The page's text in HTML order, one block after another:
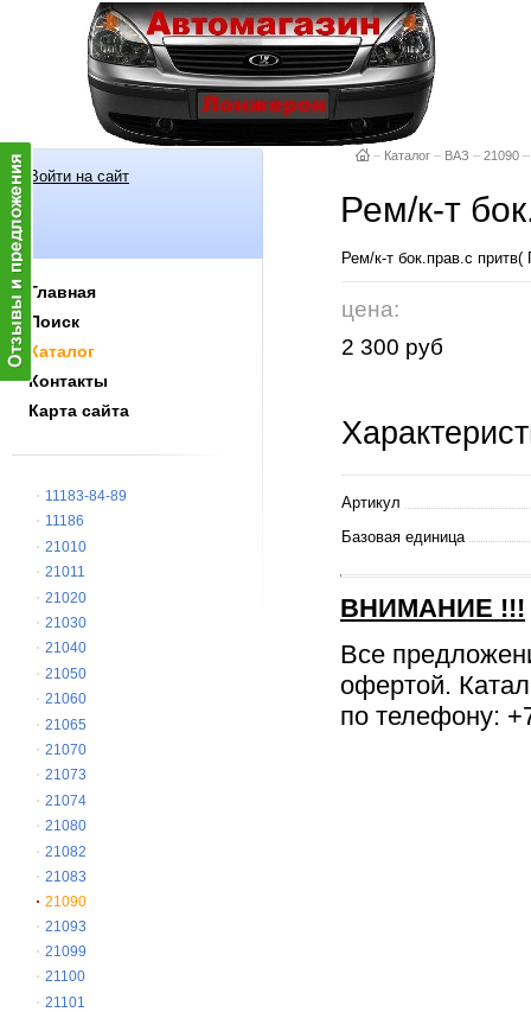
Войти на сайт
Главная
Поиск
Каталог
Контакты
Карта сайта
11183-84-89
11186
21010
21011
21020
21030
21040
21050
21060
21065
21070
21073
21074
21080
21082
21083
21090
21093
21099
21100
21101
– Каталог – ВАЗ – 21090 –
Рем/к-т
Рем/к-т бок.прав.с
цена:
2 300 руб
Артикул
Базовая единица
ВНИМАНИЕ !!!
Все
офертой.
по телефону: